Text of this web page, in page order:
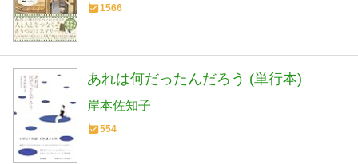
1566
あれは何だったんだろう (単行本)
岸本佐知子
554